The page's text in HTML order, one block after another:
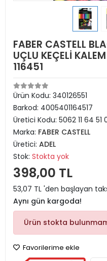
FABER CASTELL
UÇLU KEÇELİ
116451
Ürün Kodu: 340126551
Barkod: 4005401164517
Üretici Kodu: 5062 11 64 51
Marka: FABER CASTELL
Üretici: ADEL
Stok: Stokta yok
398,00 TL
53,07 TL 'den başlayan
Aynı gün kargoda!
Ürün stokta
Favorilerime ekle